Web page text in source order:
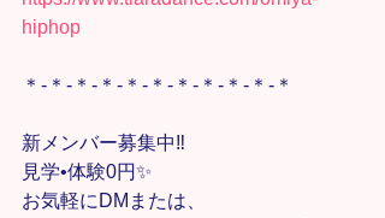
hiphop
＊-＊-＊-＊-＊-＊-＊-＊-＊-＊-＊
新メンバー募集中‼️
見学•体験0円✨
お気軽にDMまたは、